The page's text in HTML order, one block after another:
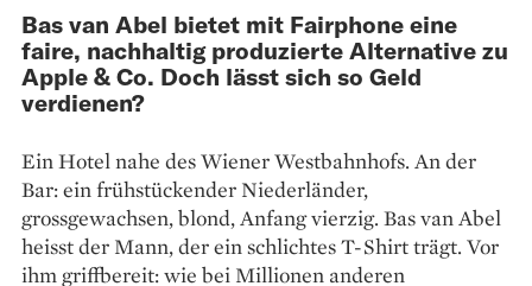
Bas van Abel bietet mit Fairphone eine
faire, nachhaltig produzierte Alternative zu
Apple & Co. Doch lässt sich so Geld
verdienen?
Ein Hotel nahe des Wiener Westbahnhofs. An der
Bar: ein frühstückender Niederländer,
grossgewachsen, blond, Anfang vierzig. Bas van Abel
heisst der Mann, der ein schlichtes T-Shirt trägt. Vor
ihm griffbereit: wie bei Millionen anderen